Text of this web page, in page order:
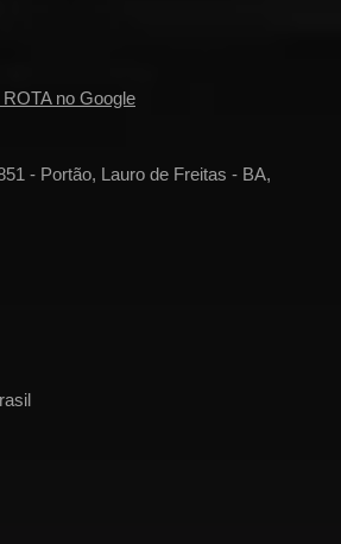
no Google
- Portão, Lauro de Freitas - BA,